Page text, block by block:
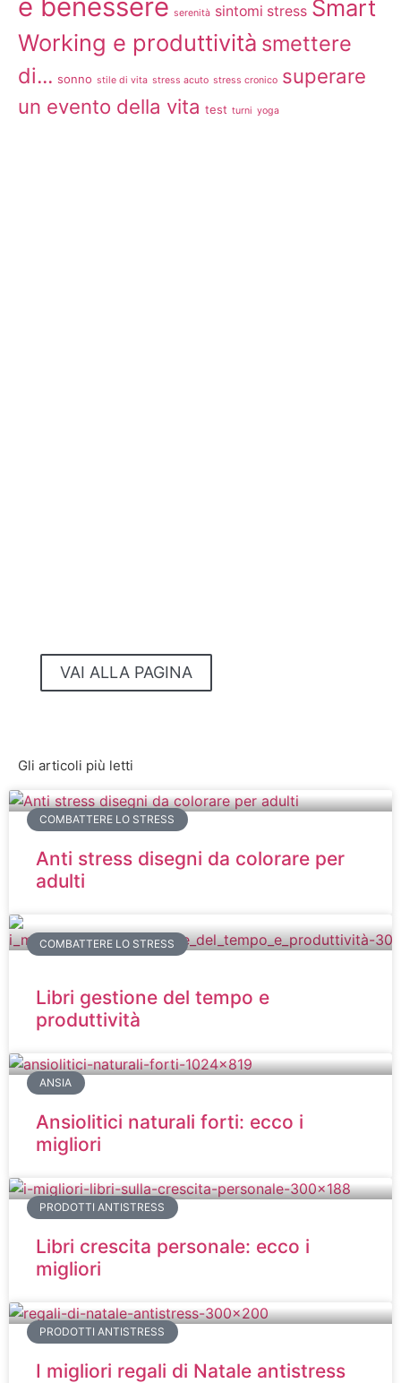
e benessere serenità sintomi stress Smart
Working e produttività smettere
di... sonno stile di vita stress acuto stress cronico superare
un evento della vita test turni yoga
VAI ALLA PAGINA
NO STRESS
Gli articoli più letti
COMBATTERE LO STRESS
Anti stress disegni da colorare per
adulti
COMBATTERE LO STRESS
Libri gestione del tempo e
produttività
ANSIA
Ansiolitici naturali forti: ecco i
migliori
PRODOTTI ANTISTRESS
Libri crescita personale: ecco i
migliori
PRODOTTI ANTISTRESS
I migliori regali di Natale antistress